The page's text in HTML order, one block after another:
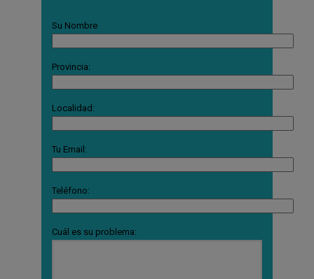
Su Nombre
Provincia:
Localidad:
Tu Email:
Teléfono:
Cuál es su problema: